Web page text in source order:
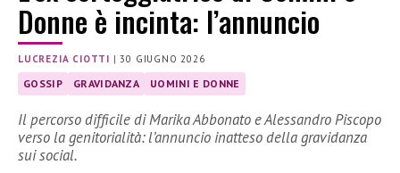
Donne è incinta: l’annuncio
LUCREZIA CIOTTI |30 GIUGNO 2026
GOSSIP GRAVIDANZA UOMINI E DONNE
Il percorso difficile di Marika Abbonato e Alessandro Piscopo
verso la genitorialità: l’annuncio inatteso della gravidanza
sui social.